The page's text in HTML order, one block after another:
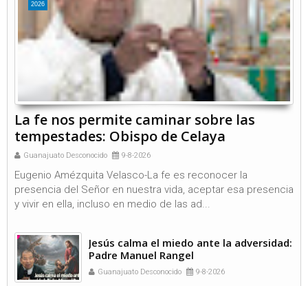
2026
La fe nos permite caminar sobre las
tempestades: Obispo de Celaya
Guanajuato Desconocido 9-8-2026
Eugenio Amézquita Velasco-La fe es reconocer la
presencia del Señor en nuestra vida, aceptar esa presencia
y vivir en ella, incluso en medio de las ad...
Jesús calma el miedo ante la adversidad:
Padre Manuel Rangel
Guanajuato Desconocido 9-8-2026